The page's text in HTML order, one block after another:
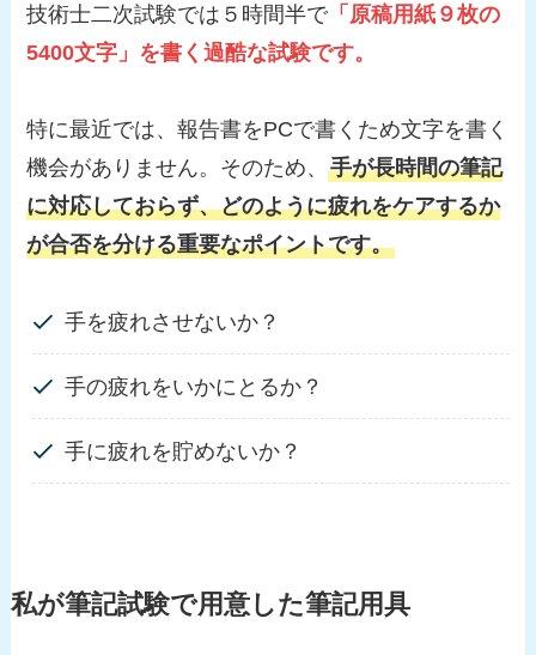
技術士二次試験では５時間半で「原稿用紙９枚の
5400文字」を書く過酷な試験です。
特に最近では、報告書をPCで書くため文字を書く
機会がありません。そのため、手が長時間の筆記
に対応しておらず、どのように疲れをケアするか
が合否を分ける重要なポイントです。
手を疲れさせないか？
手の疲れをいかにとるか？
手に疲れを貯めないか？
私が筆記試験で用意した筆記用具